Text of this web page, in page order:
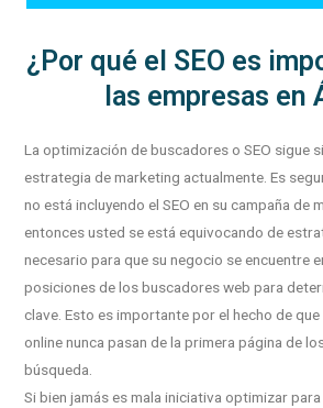
¿Por qué el SEO es
las empresas en
La optimización de buscadores o SEO sigue
estrategia de marketing actualmente. Es
no está incluyendo el SEO en su campaña de
entonces usted se está equivocando de
necesario para que su negocio se encuentre
posiciones de los buscadores web para
clave. Esto es importante por el hecho de
online nunca pasan de la primera página de
búsqueda.
Si bien jamás es mala iniciativa optimizar